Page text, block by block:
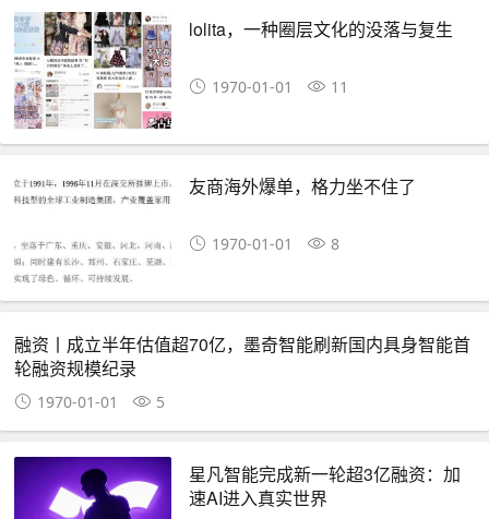
lolita，一种圈层文化的没落与复生
1970-01-01 11
友商海外爆单，格力坐不住了
1970-01-01 8
融资丨成立半年估值超70亿，墨奇智能刷新国内具身智能首
轮融资规模纪录
1970-01-01 5
星凡智能完成新一轮超3亿融资：加
速AI进入真实世界